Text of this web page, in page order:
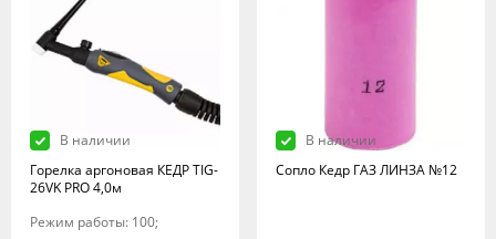
В наличии
Горелка аргоновая КЕДР TIG-
26VK PRO 4,0м
Режим работы: 100;
В наличии
Сопло Кедр ГАЗ ЛИНЗА №12